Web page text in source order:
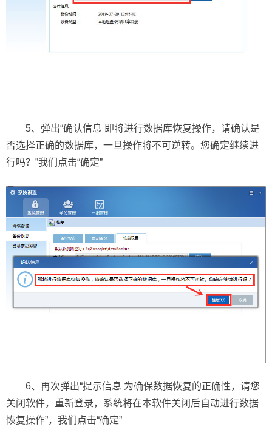
5、弹出“确认信息 即将进行数据库恢复操作，请确认是
否选择正确的数据库，一旦操作将不可逆转。您确定继续进
行吗？”我们点击“确定”
6、再次弹出“提示信息 为确保数据恢复的正确性，请您
关闭软件，重新登录，系统将在本软件关闭后自动进行数据
恢复操作”，我们点击“确定”